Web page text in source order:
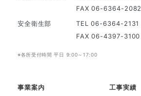
FAX 06-6364-2082
安全衛生部
TEL 06-6364-2131
FAX 06-4397-3100
※各所受付時間 平日 9:00～17:00
事業案内 工事実績